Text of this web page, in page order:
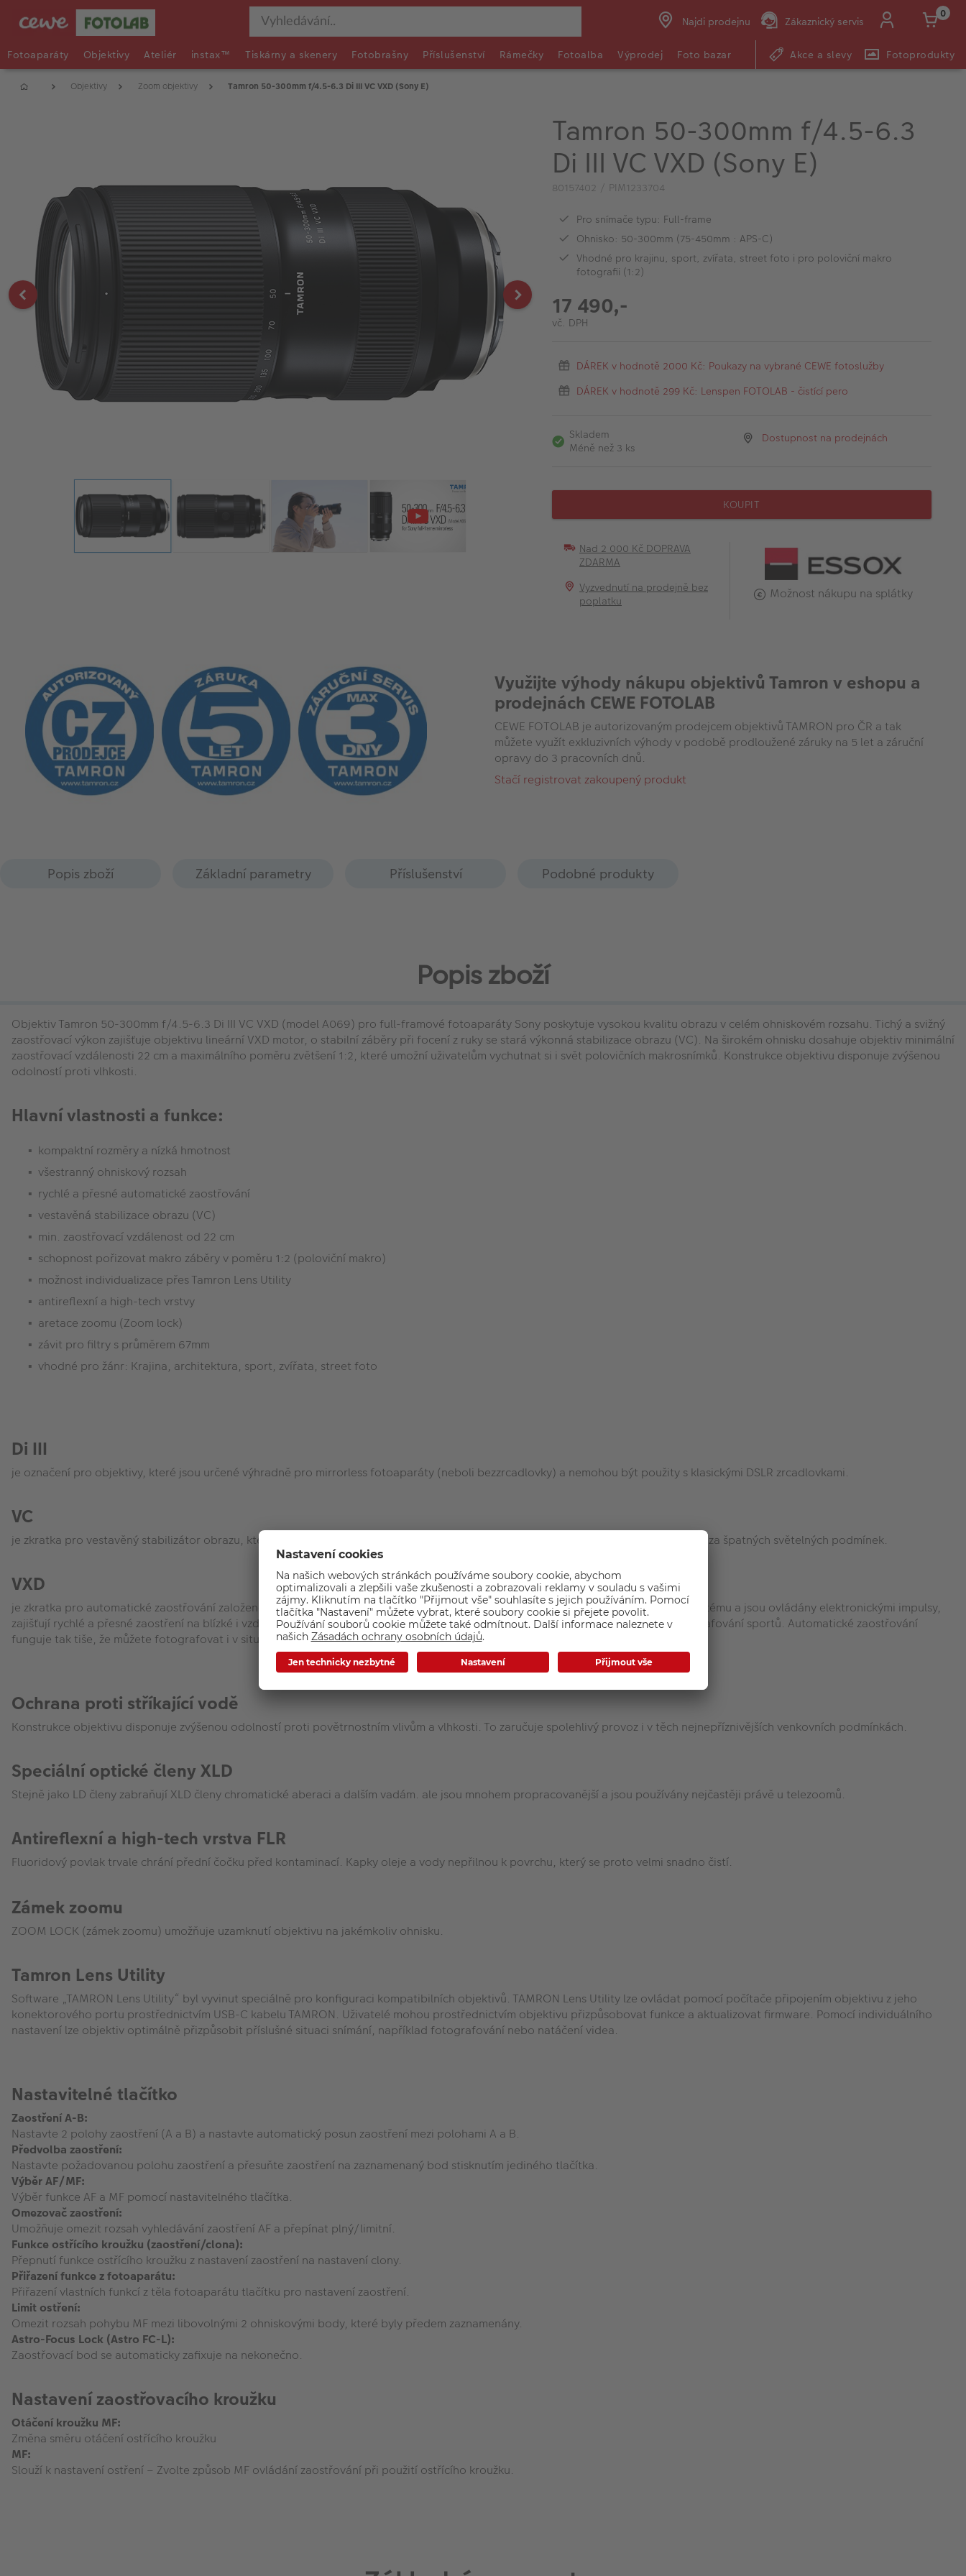
Najdi prodejnu Zákaznický servis
0
Fotoaparáty Objektivy Ateliér instax™ Tiskárny a skenery Fotobrašny Příslušenství Rámečky Fotoalba Výprodej Foto bazar Akce a slevy Fotoprodukty
Objektivy Zoom objektivy Tamron 50-300mm f/4.5-6.3 Di III VC VXD (Sony E)
Tamron 50-300mm f/4.5-6.3
Di III VC VXD (Sony E)
80157402 / PIM1233704
Pro snímače typu: Full-frame
Ohnisko: 50-300mm (75-450mm : APS-C)
Vhodné pro krajinu, sport, zvířata, street foto i pro poloviční makro
fotografii (1:2)
17 490,-
vč. DPH
DÁREK v hodnotě 2000 Kč: Poukazy na vybrané CEWE fotoslužby
DÁREK v hodnotě 299 Kč: Lenspen FOTOLAB - čistící pero
Skladem
Méně než 3 ks
Dostupnost na prodejnách
KOUPIT
Nad 2 000 Kč DOPRAVA
ZDARMA
Vyzvednutí na prodejně bez
poplatku
Možnost nákupu na splátky
Využijte výhody nákupu objektivů Tamron v eshopu a
prodejnách CEWE FOTOLAB
CEWE FOTOLAB je autorizovaným prodejcem objektivů TAMRON pro ČR a tak
můžete využít exkluzivních výhody v podobě prodloužené záruky na 5 let a záruční
opravy do 3 pracovních dnů.
Stačí registrovat zakoupený produkt
Popis zboží Základní parametry Příslušenství Podobné produkty
Popis zboží
Objektiv Tamron 50-300mm f/4.5-6.3 Di III VC VXD (model A069) pro full-framové fotoaparáty Sony poskytuje vysokou kvalitu obrazu v celém ohniskovém rozsahu. Tichý a svižný
zaostřovací výkon zajišťuje objektivu lineární VXD motor, o stabilní záběry při focení z ruky se stará výkonná stabilizace obrazu (VC). Na širokém ohnisku dosahuje objektiv minimální
zaostřovací vzdálenosti 22 cm a maximálního poměru zvětšení 1:2, které umožní uživatelům vychutnat si i svět polovičních makrosnímků. Konstrukce objektivu disponuje zvýšenou
odolností proti vlhkosti.
Hlavní vlastnosti a funkce:
kompaktní rozměry a nízká hmotnost
všestranný ohniskový rozsah
rychlé a přesné automatické zaostřování
vestavěná stabilizace obrazu (VC)
min. zaostřovací vzdálenost od 22 cm
schopnost pořizovat makro záběry v poměru 1:2 (poloviční makro)
možnost individualizace přes Tamron Lens Utility
antireflexní a high-tech vrstvy
aretace zoomu (Zoom lock)
závit pro filtry s průměrem 67mm
vhodné pro žánr: Krajina, architektura, sport, zvířata, street foto
Di III
je označení pro objektivy, které jsou určené výhradně pro mirrorless fotoaparáty (neboli bezzrcadlovky) a nemohou být použity s klasickými DSLR zrcadlovkami.
VC
je zkratka pro vestavěný stabilizátor obrazu, který napomáhá udržet ostrý obraz i v případě, že je objektiv používán bez stativu nebo za špatných světelných podmínek.
VXD
je zkratka pro automatické zaostřování založené na motoru s lineárním zaostřováním. Dva moduly VXD, které pracují v plovoucím systému a jsou ovládány elektronickými impulsy,
zajišťují rychlé a přesné zaostření na blízké i vzdálené objekty. Nový motor také zaručuje vylepšené sledování AF, například při fotografování sportů. Automatické zaostřování
funguje tak tiše, že můžete fotografovat i v situacích, které vyžadují naprostý klid a pohodu.
Ochrana proti stříkající vodě
Konstrukce objektivu disponuje zvýšenou odolností proti povětrnostním vlivům a vlhkosti. To zaručuje spolehlivý provoz i v těch nejnepříznivějších venkovních podmínkách.
Speciální optické členy XLD
Stejně jako LD členy zabraňují XLD členy chromatické aberaci a dalším vadám. ale jsou mnohem propracovanější a jsou používány nejčastěji právě u telezoomů.
Antireflexní a high-tech vrstva FLR
Fluoridový povlak trvale chrání přední čočku před kontaminací. Kapky oleje a vody nepřilnou k povrchu, který se proto velmi snadno čistí.
Zámek zoomu
ZOOM LOCK (zámek zoomu) umožňuje uzamknutí objektivu na jakémkoliv ohnisku.
Tamron Lens Utility
Software „TAMRON Lens Utility“ byl vyvinut speciálně pro konfiguraci kompatibilních objektivů. TAMRON Lens Utility lze ovládat pomocí počítače připojením objektivu z jeho
konektorového portu prostřednictvím USB-C kabelu TAMRON. Uživatelé mohou prostřednictvím objektivu přizpůsobovat funkce a aktualizovat firmware. Pomocí individuálního
nastavení lze objektiv optimálně přizpůsobit příslušné situaci snímání, například fotografování nebo natáčení videa.
Nastavitelné tlačítko
Zaostření A-B:
Nastavte 2 polohy zaostření (A a B) a nastavte automatický posun zaostření mezi polohami A a B.
Předvolba zaostření:
Nastavte požadovanou polohu zaostření a přesuňte zaostření na zaznamenaný bod stisknutím jediného tlačítka.
Výběr AF/MF:
Výběr funkce AF a MF pomocí nastavitelného tlačítka.
Omezovač zaostření:
Umožňuje omezit rozsah vyhledávání zaostření AF a přepínat plný/limitní.
Funkce ostřícího kroužku (zaostření/clona):
Přepnutí funkce ostřícího kroužku z nastavení zaostření na nastavení clony.
Přiřazení funkce z fotoaparátu:
Přiřazení vlastních funkcí z těla fotoaparátu tlačítku pro nastavení zaostření.
Limit ostření:
Omezit rozsah pohybu MF mezi libovolnými 2 ohniskovými body, které byly předem zaznamenány.
Astro-Focus Lock (Astro FC-L):
Zaostřovací bod se automaticky zafixuje na nekonečno.
Nastavení zaostřovacího kroužku
Otáčení kroužku MF:
Změna směru otáčení ostřícího kroužku
MF:
Slouží k nastavení ostření – Zvolte způsob MF ovládání zaostřování při použití ostřícího kroužku.